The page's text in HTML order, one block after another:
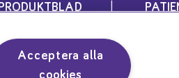
skall användas under
Acceptera alla
cookies